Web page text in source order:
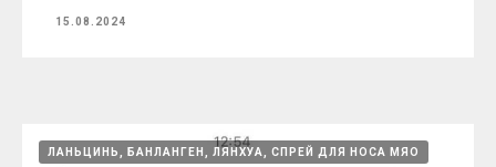
15.08.2024
ЛАНЬЦИНЬ, БАНЛАНГЕН, ЛЯНХУА, СПРЕЙ ДЛЯ НОСА МЯО